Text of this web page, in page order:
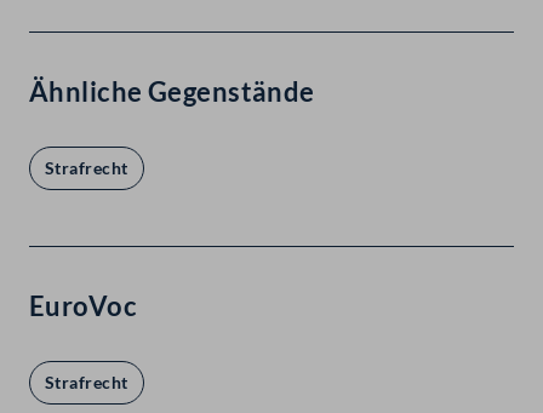
Ähnliche Gegenstände
Strafrecht
EuroVoc
Strafrecht